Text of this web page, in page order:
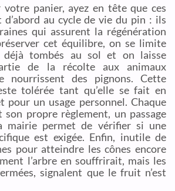
panier, ayez en tête que ces
au cycle de vie du pin : ils
qui assurent la régénération
cet équilibre, on se limite
déjà tombés au sol et on laisse
de la récolte aux animaux
nourrissent des pignons. Cette
tolérée tant qu’elle se fait en
un usage personnel. Chaque
son propre règlement, un passage
mairie permet de vérifier si une
est exigée. Enfin, inutile de
pour atteindre les cônes encore
l’arbre en souffrirait, mais les
signalent que le fruit n’est